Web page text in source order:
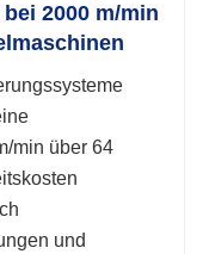
2000 m/min
min über 64
und